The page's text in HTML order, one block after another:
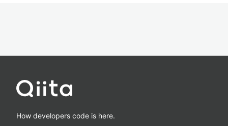
How developers code is here.